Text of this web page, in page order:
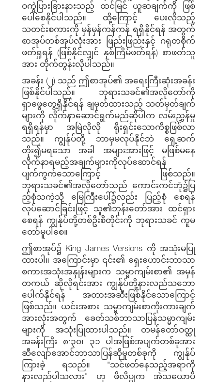
ဝကွဲပြားခြားနားသည့် ထင်မြင် ယူဆချက်ကို ဖြစ်
ပေါ်စေနိုင်ပါသည်။ ထို့ကြောင့် ပေးလိုသည့်
သတင်းစကားကို မှန်မှန်ကန်ကန် ရရှိနိုင်ရန် အတွက်
စာအုပ်တစ်အုပ်လုံးအား ဖြည်းဖြည်းနှင့် ဂရုတစိုက်
ဖတ်ရှုရန် (ဖြစ်နိုင်လျှင် နှစ်ကြိမ်ဖတ်ရန်) စာဖတ်သူ
အား တိုက်တွန်းလိုပါသည်။
အခန်း (၂) သည် ဤစာအုပ်၏ အရေးကြီးဆုံးအခန်း
ဖြစ်နိုင်ပါသည်။ ဘုရားသခင်၏အလိုတော်ကို
ရှာဖွေတွေ့ရှိနိုင်ရန် ချမှတ်ထားသည့် သတ်မှတ်ချက်
များကို လိုက်နာဆောင်ရွက်မည်ဆိုပါက လမ်းညွှန်မှု
ရရှိရန်မှာ အမြဲလိုလို ရိုးရှင်းသောကိစ္စဖြစ်လာ
သည်။ ကျွန်ုပ်တို့ ဘာမှမလုပ်နိုင်ဘဲ ရှေ့ဆက်
တိုး၍မရသော အခါ အများအားဖြင့် မဖြစ်မနေ
လိုက်နာရမည့်အချက်များကိုလုပ်ဆောင်ရန်
ပျက်ကွက်သောကြောင့် ဖြစ်သည်။
ဘုရားသခင်၏အလိုတော်သည် ကောင်းကင်ဘုံ၌ပြ
ည့်စုံသကဲ့သို့ မြေကြီးပေါ်၌လည်း ပြည့်စုံ စေရန်
လုပ်ဆောင်ခြင်းဖြင့် သူ၏ဘုန်းတော်အား ထင်ရှား
စေရန် ကျွန်ုပ်တို့တစ်ဦးစီတိုင်းကို ဘုရားသခင် ကူမ
တော်မူပါစေ။
ဤစာအုပ်၌ King James Versions ကို အသုံးမပြု
ထားပါ။ အကြောင်းမှာ ၎င်း၏ ရှေးဟောင်းဘာသာ
စကားအသုံးအနှုန်းများက သမ္မာကျမ်းစာ၏ အမှန်
တကယ် ဆိုလိုရင်းအား ကျွန်ုပ်တို့နားလည်သဘော
ပေါက်နိုင်ရန် အတားအဆီးဖြစ်နိုင်သောကြောင့်
ဖြစ်သည်။ ယင်းအစား သမ္မာကျမ်းစာကိုးကားချက်
အားလုံးအတွက် ခေတ်သစ်ဘာသာပြန်သမ္မာကျမ်း
များကို အသုံးပြုထားပါသည်။ တမန်တော်ဝတ္ထု
အခန်းကြီး ၈:၃ဝ၊ ၃၁ ပါအဖြစ်အပျက်တစ်ခုအား
ဆီလျော်အောင်ဘာသာပြန်ဆိုမှုတစ်ခုကို ကျွန်ုပ်
ကြားခဲ့ ရသည်။ "သင်ဖတ်နေသည့်အရာကို
နားလည်ပါသလား" ဟု ဖိလိပ္ပုက အဲသယောပိ